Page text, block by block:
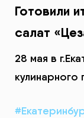
Готовили
салат
28 мая в